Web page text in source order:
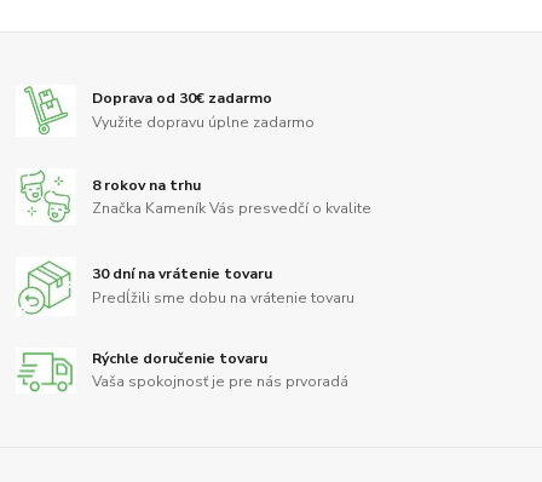
Doprava od 30€ zadarmo
Využite dopravu úplne zadarmo
8 rokov na trhu
Značka Kameník Vás presvedčí o kvalite
30 dní na vrátenie tovaru
Predĺžili sme dobu na vrátenie tovaru
Rýchle doručenie tovaru
Vaša spokojnosť je pre nás prvoradá